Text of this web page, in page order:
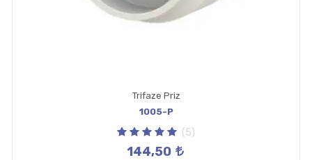
Trifaze Priz
1005-P
(5)
144,50